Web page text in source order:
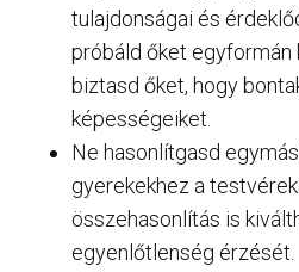
tulajdonságai és
próbáld őket egyformán
biztasd őket, hogy
képességeiket.
Ne hasonlítgasd
gyerekekhez a
összehasonlítás is
egyenlőtlenség érzését.